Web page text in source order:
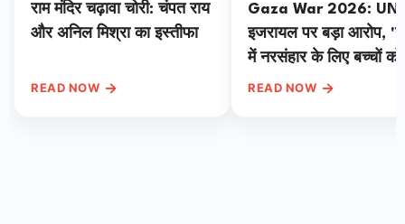
राम मंदिर चढ़ावा चोरी: चंपत राय
और अनिल मिश्रा का इस्तीफा
READ NOW →
Gaza War 2026: UN
इजरायल पर बड़ा आरोप,
में नरसंहार के लिए बच्चों को
जानबूझकर बना रहे निशाना'
READ NOW →